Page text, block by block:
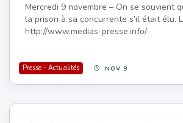
Mercredi 9 novembre – On se souvient
la prison à sa concurrente s’il était élu.
http://www.medias-presse.info/
Presse - Actualités NOV 9